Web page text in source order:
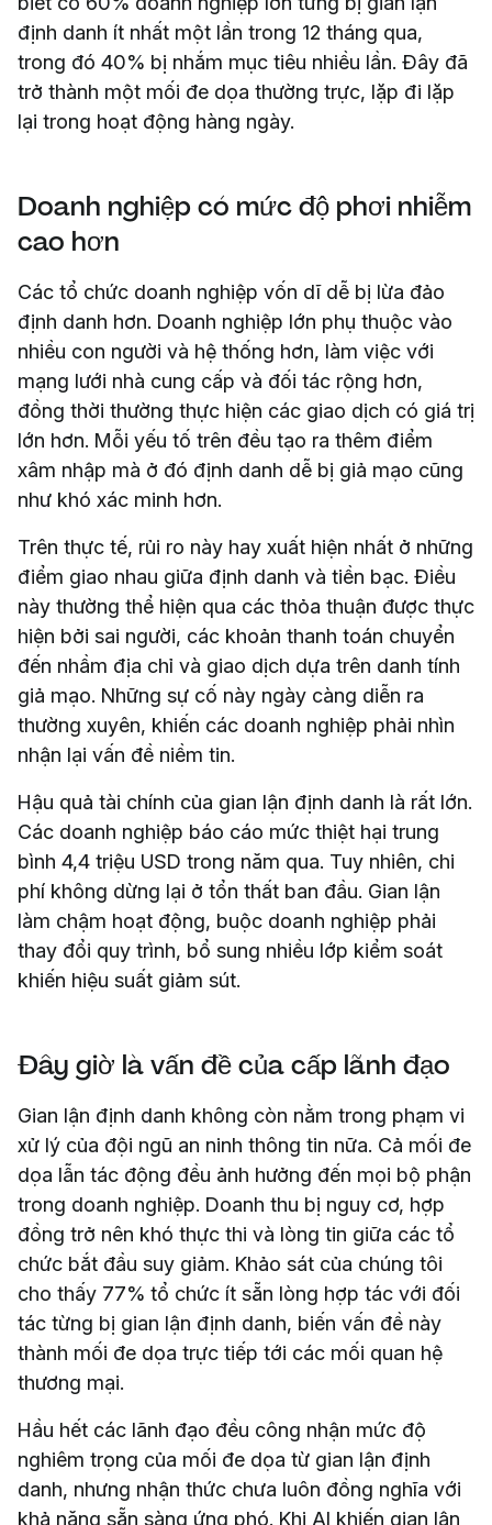
định danh ít nhất một lần trong 12 tháng qua,
trong đó 40% bị nhắm mục tiêu nhiều lần. Đây đã
trở thành một mối đe dọa thường trực, lặp đi lặp
lại trong hoạt động hàng ngày.
Doanh nghiệp có mức độ phơi nhiễm
cao hơn
Các tổ chức doanh nghiệp vốn dĩ dễ bị lừa đảo
định danh hơn. Doanh nghiệp lớn phụ thuộc vào
nhiều con người và hệ thống hơn, làm việc với
mạng lưới nhà cung cấp và đối tác rộng hơn,
đồng thời thường thực hiện các giao dịch có giá trị
lớn hơn. Mỗi yếu tố trên đều tạo ra thêm điểm
xâm nhập mà ở đó định danh dễ bị giả mạo cũng
như khó xác minh hơn.
Trên thực tế, rủi ro này hay xuất hiện nhất ở những
điểm giao nhau giữa định danh và tiền bạc. Điều
này thường thể hiện qua các thỏa thuận được thực
hiện bởi sai người, các khoản thanh toán chuyển
đến nhầm địa chỉ và giao dịch dựa trên danh tính
giả mạo. Những sự cố này ngày càng diễn ra
thường xuyên, khiến các doanh nghiệp phải nhìn
nhận lại vấn đề niềm tin.
Hậu quả tài chính của gian lận định danh là rất lớn.
Các doanh nghiệp báo cáo mức thiệt hại trung
bình 4,4 triệu USD trong năm qua. Tuy nhiên, chi
phí không dừng lại ở tổn thất ban đầu. Gian lận
làm chậm hoạt động, buộc doanh nghiệp phải
thay đổi quy trình, bổ sung nhiều lớp kiểm soát
khiến hiệu suất giảm sút.
Đây giờ là vấn đề của cấp lãnh đạo
Gian lận định danh không còn nằm trong phạm vi
xử lý của đội ngũ an ninh thông tin nữa. Cả mối đe
dọa lẫn tác động đều ảnh hưởng đến mọi bộ phận
trong doanh nghiệp. Doanh thu bị nguy cơ, hợp
đồng trở nên khó thực thi và lòng tin giữa các tổ
chức bắt đầu suy giảm. Khảo sát của chúng tôi
cho thấy 77% tổ chức ít sẵn lòng hợp tác với đối
tác từng bị gian lận định danh, biến vấn đề này
thành mối đe dọa trực tiếp tới các mối quan hệ
thương mại.
Hầu hết các lãnh đạo đều công nhận mức độ
nghiêm trọng của mối đe dọa từ gian lận định
danh, nhưng nhận thức chưa luôn đồng nghĩa với
khả năng sẵn sàng ứng phó. Khi AI khiến gian lận